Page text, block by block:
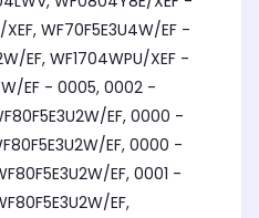
WF70F5E3U4W/EF -
EF, WF1704WPU/XEF -
EF - 0005, 0002 -
EF, 0000 -
EF, 0000 -
EF, 0001 -
EF,